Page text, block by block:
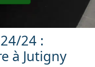
24 :
à Jutigny